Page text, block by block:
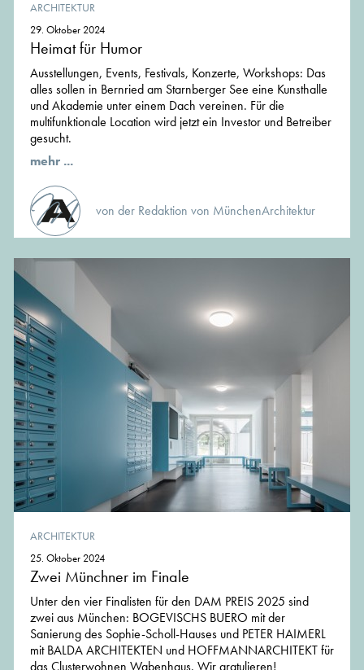
ARCHITEKTUR
29. Oktober 2024
Heimat für Humor
Ausstellungen, Events, Festivals, Konzerte, Workshops: Das
alles sollen in Bernried am Starnberger See eine Kunsthalle
und Akademie unter einem Dach vereinen. Für die
multifunktionale Location wird jetzt ein Investor und Betreiber
gesucht.
mehr ...
von der Redaktion von MünchenArchitektur
ARCHITEKTUR
25. Oktober 2024
Zwei Münchner im Finale
Unter den vier Finalisten für den DAM PREIS 2025 sind
zwei aus München: BOGEVISCHS BUERO mit der
Sanierung des Sophie-Scholl-Hauses und PETER HAIMERL
mit BALDA ARCHITEKTEN und HOFFMANNARCHITEKT für
das Clusterwohnen Wabenhaus. Wir gratulieren!